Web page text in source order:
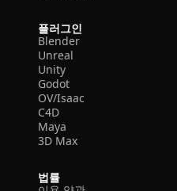
플러그인
Blender
Unreal
Unity
Godot
OV/Isaac
C4D
Maya
3D Max
법률